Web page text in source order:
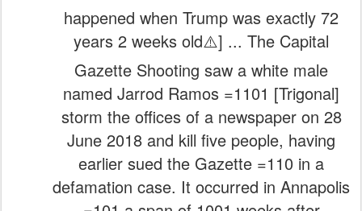
happened when Trump was exactly 72
years 2 weeks old⚠️] ... The Capital
Gazette Shooting saw a white male
named Jarrod Ramos =1101 [Trigonal]
storm the offices of a newspaper on 28
June 2018 and kill five people, having
earlier sued the Gazette =110 in a
defamation case. It occurred in Annapolis